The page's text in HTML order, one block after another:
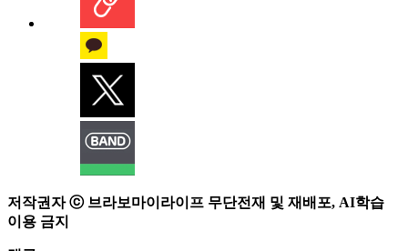
저작권자 ⓒ 브라보마이라이프 무단전재 및 재배포, AI학습
이용 금지